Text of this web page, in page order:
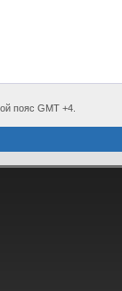
пояс GMT +4.